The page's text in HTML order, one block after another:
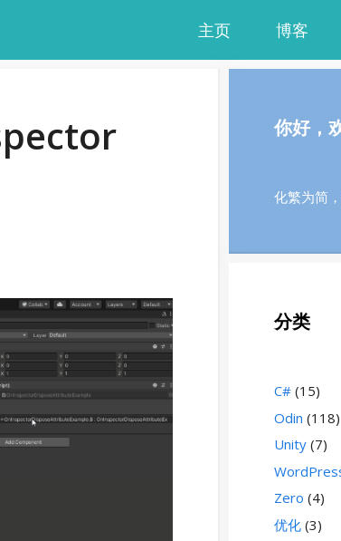
主页 博客
你好，
化繁为简
分类
C#(15)
Odin (118)
Unity(7)
Zero (4)
优化(3)